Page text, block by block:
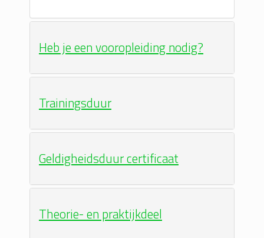
Heb je een vooropleiding nodig?
Trainingsduur
Geldigheidsduur certificaat
Theorie- en praktijkdeel